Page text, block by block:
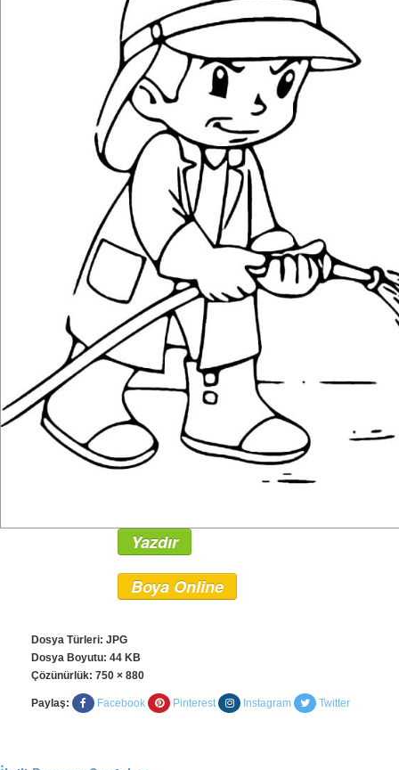
Yazdır
Boya Online
Dosya Türleri: JPG
Dosya Boyutu: 44 KB
Çözünürlük: 750 × 880
Paylaş: Facebook Pinterest Instagram Twitter